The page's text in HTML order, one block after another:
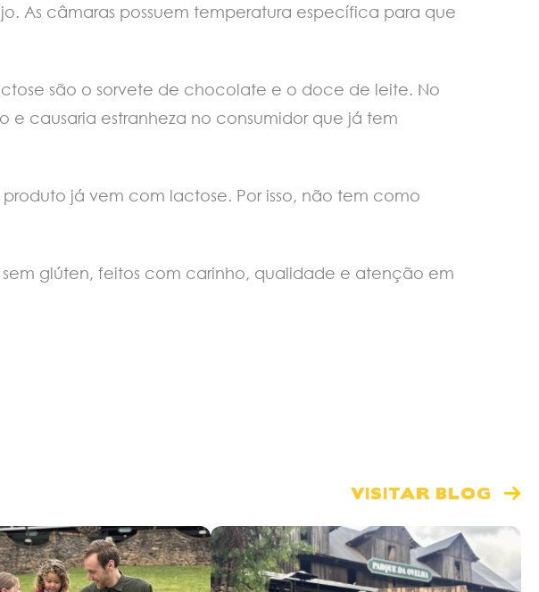
As câmaras possuem temperatura específica para que
são o sorvete de chocolate e o doce de leite. No
causaria estranheza no consumidor que já tem
já vem com lactose. Por isso, não tem como
glúten, feitos com carinho, qualidade e atenção em
VISITAR BLOG